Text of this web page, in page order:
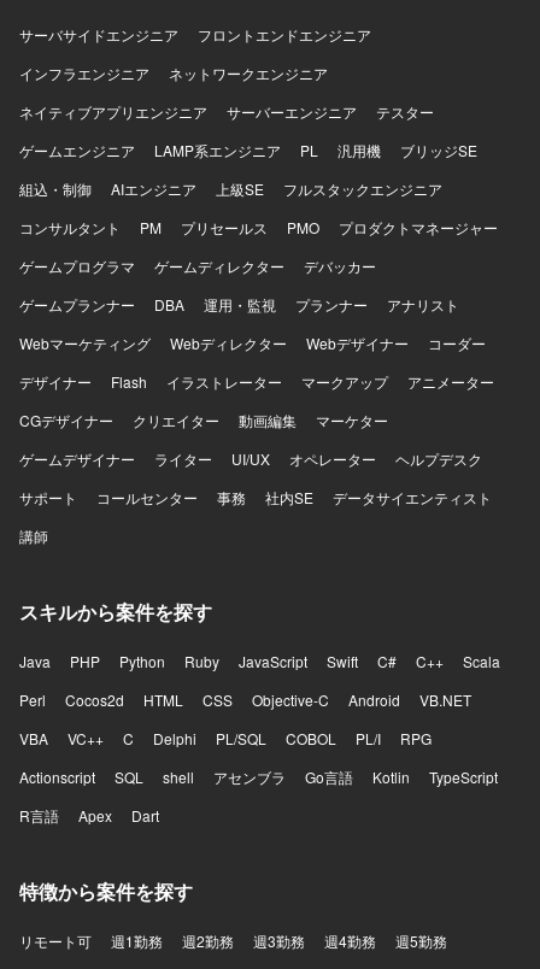
サーバサイドエンジニア
フロントエンドエンジニア
インフラエンジニア
ネットワークエンジニア
ネイティブアプリエンジニア
サーバーエンジニア
テスター
ゲームエンジニア
LAMP系エンジニア PL 汎用機
ブリッジSE
組込・制御
AIエンジニア 上級SE
フルスタックエンジニア
コンサルタント
PM プリセールス PMO
プロダクトマネージャー
ゲームプログラマ
ゲームディレクター
デバッカー
ゲームプランナー
DBA 運用・監視 プランナー
アナリスト
Webマーケティング
Webディレクター Webデザイナー
コーダー
デザイナー
Flash イラストレーター マークアップ
アニメーター
CGデザイナー
クリエイター 動画編集
マーケター
ゲームデザイナー
ライター UI/UX オペレーター
ヘルプデスク
サポート
コールセンター 事務 社内SE
データサイエンティスト
講師
スキルから案件を探す
Java PHP Python Ruby JavaScript Swift C# C++
Scala
Perl
Cocos2d HTML CSS Objective-C Android
VB.NET
VBA
VC++ C Delphi PL/SQL COBOL PL/I
RPG
Actionscript
SQL shell アセンブラ Go言語 Kotlin
TypeScript
R言語
Apex Dart
特徴から案件を探す
リモート可 週1勤務 週2勤務 週3勤務 週4勤務 週5勤務